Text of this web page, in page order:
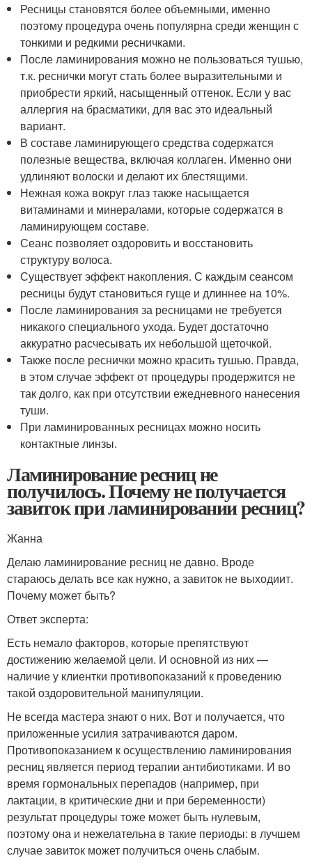
Ресницы становятся более объемными, именно
поэтому процедура очень популярна среди женщин с
тонкими и редкими ресничками.
После ламинирования можно не пользоваться тушью,
т.к. реснички могут стать более выразительными и
приобрести яркий, насыщенный оттенок. Если у вас
аллергия на брасматики, для вас это идеальный
вариант.
В составе ламинирующего средства содержатся
полезные вещества, включая коллаген. Именно они
удлиняют волоски и делают их блестящими.
Нежная кожа вокруг глаз также насыщается
витаминами и минералами, которые содержатся в
ламинирующем составе.
Сеанс позволяет оздоровить и восстановить
структуру волоса.
Существует эффект накопления. С каждым сеансом
ресницы будут становиться гуще и длиннее на 10%.
После ламинирования за ресницами не требуется
никакого специального ухода. Будет достаточно
аккуратно расчесывать их небольшой щеточкой.
Также после реснички можно красить тушью. Правда,
в этом случае эффект от процедуры продержится не
так долго, как при отсутствии ежедневного нанесения
туши.
При ламинированных ресницах можно носить
контактные линзы.
Ламинирование ресниц не
получилось. Почему не получается
завиток при ламинировании ресниц?
Жанна
Делаю ламинирование ресниц не давно. Вроде
стараюсь делать все как нужно, а завиток не выходиит.
Почему может быть?
Ответ эксперта:
Есть немало факторов, которые препятствуют
достижению желаемой цели. И основной из них —
наличие у клиентки противопоказаний к проведению
такой оздоровительной манипуляции.
Не всегда мастера знают о них. Вот и получается, что
приложенные усилия затрачиваются даром.
Противопоказанием к осуществлению ламинирования
ресниц является период терапии антибиотиками. И во
время гормональных перепадов (например, при
лактации, в критические дни и при беременности)
результат процедуры тоже может быть нулевым,
поэтому она и нежелательна в такие периоды: в лучшем
случае завиток может получиться очень слабым.